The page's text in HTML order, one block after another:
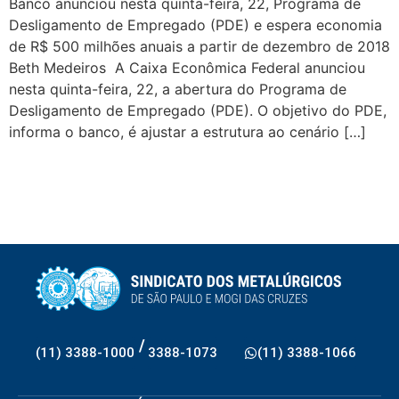
Banco anunciou nesta quinta-feira, 22, Programa de
Desligamento de Empregado (PDE) e espera economia
de R$ 500 milhões anuais a partir de dezembro de 2018
Beth Medeiros A Caixa Econômica Federal anunciou
nesta quinta-feira, 22, a abertura do Programa de
Desligamento de Empregado (PDE). O objetivo do PDE,
informa o banco, é ajustar a estrutura ao cenário […]
(11) 3388-1000 / 3388-1073 (11) 3388-1066